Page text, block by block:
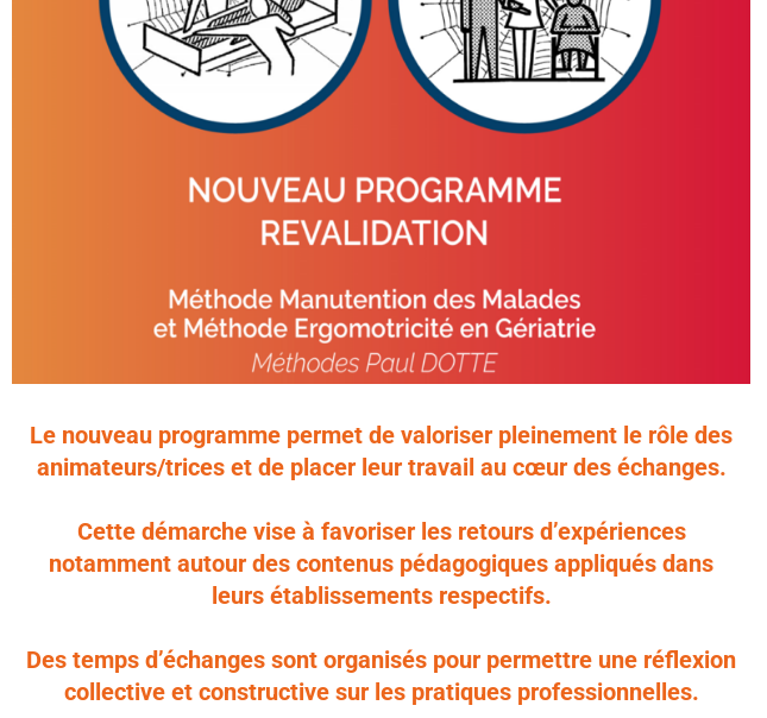
Le nouveau programme permet de valoriser pleinement le rôle des
animateurs/trices et de placer leur travail au cœur des échanges.
Cette démarche vise à favoriser les retours d’expériences
notamment autour des contenus pédagogiques appliqués dans
leurs établissements respectifs.
Des temps d’échanges sont organisés pour permettre une réflexion
collective et constructive sur les pratiques professionnelles.